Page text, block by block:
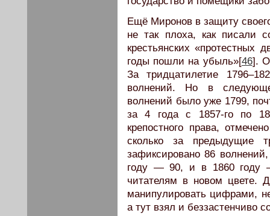
Ещё Миронов в защиту
не так плоха, как писали
крестьянских
годы пошли на убыль»[46].
За тридцатилетие
волнений. Но в
волнений было уже 1799,
за 4 года с 1857-го по
крепостного права,
сколько за предыдущие
зафиксировано 86
году — 90, и в 1860 году
читателям в новом цвете.
манипулировать цифрами,
а тут взял и беззастенчиво